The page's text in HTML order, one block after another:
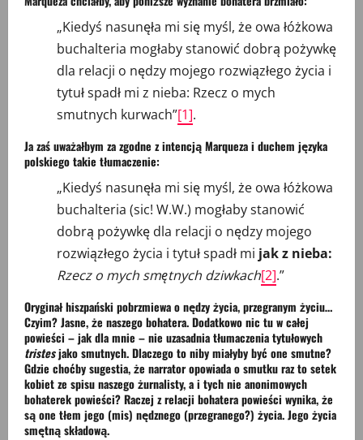
„Kiedyś nasunęła mi się myśl, że owa łóżkowa
buchalteria mogłaby stanowić dobrą pożywkę
dla relacji o nędzy mojego rozwiązłego życia i
tytuł spadł mi z nieba: Rzecz o mych
smutnych kurwach”[1].
Ja zaś uważałbym za zgodne z intencją Marqueza i duchem języka
polskiego takie tłumaczenie:
„Kiedyś nasunęła mi się myśl, że owa łóżkowa
buchalteria (sic! W.W.) mogłaby stanowić
dobrą pożywkę dla relacji o nędzy mojego
rozwiązłego życia i tytuł spadł mi jak z nieba:
Rzecz o mych smętnych dziwkach[2].”
Oryginał hiszpański pobrzmiewa o nędzy życia, przegranym życiu…
Czyim? Jasne, że naszego bohatera. Dodatkowo nic tu w całej
powieści – jak dla mnie – nie uzasadnia tłumaczenia tytułowych
tristesjako smutnych. Dlaczego to niby miałyby być one smutne?
Gdzie choćby sugestia, że narrator opowiada o smutku raz to setek
kobiet ze spisu naszego żurnalisty, a i tych nie anonimowych
bohaterek powieści? Raczej z relacji bohatera powieści wynika, że
są one tłem jego (mis) nędznego (przegranego?) życia. Jego życia
smętną składową.